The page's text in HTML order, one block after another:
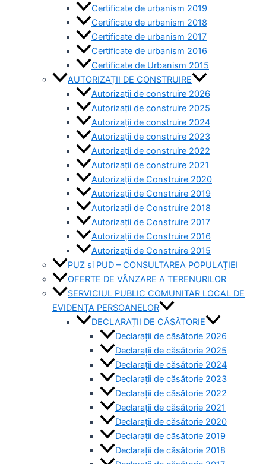
Certificate de urbanism 2019
Certificate de urbanism 2018
Certificate de urbanism 2017
Certificate de urbanism 2016
Certificate de Urbanism 2015
AUTORIZAȚII DE CONSTRUIRE
Autorizații de construire 2026
Autorizații de construire 2025
Autorizații de construire 2024
Autorizații de construire 2023
Autorizații de construire 2022
Autorizații de construire 2021
Autorizații de Construire 2020
Autorizații de Construire 2019
Autorizaţii de Construire 2018
Autorizaţii de Construire 2017
Autorizaţii de Construire 2016
Autorizaţii de Construire 2015
PUZ si PUD – CONSULTAREA POPULAȚIEI
OFERTE DE VÂNZARE A TERENURILOR
SERVICIUL PUBLIC COMUNITAR LOCAL DE
EVIDENȚA PERSOANELOR
DECLARAȚII DE CĂSĂTORIE
Declarații de căsătorie 2026
Declarații de căsătorie 2025
Declarații de căsătorie 2024
Declarații de căsătorie 2023
Declarații de căsătorie 2022
Declarații de căsătorie 2021
Declarații de căsătorie 2020
Declarații de căsătorie 2019
Declarații de căsătorie 2018